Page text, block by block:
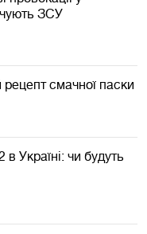
ЗСУ
смачної паски
Україні: чи будуть